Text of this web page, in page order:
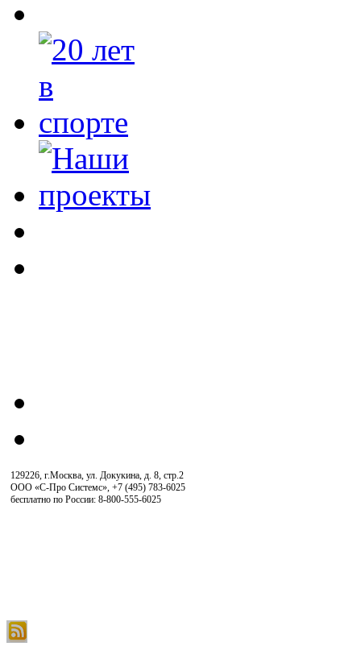
129226, г.Москва, ул. Докукина, д. 8, стр.2
ООО «С-Про Системс», +7 (495) 783-6025
бесплатно по России: 8-800-555-6025